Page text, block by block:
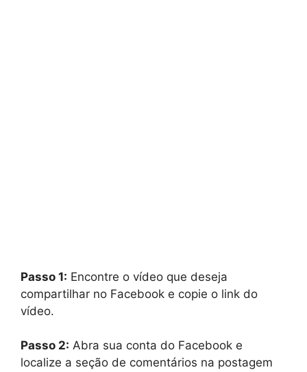
Passo 1: Encontre o vídeo que deseja
compartilhar no Facebook e copie o link do
vídeo.
Passo 2: Abra sua conta do Facebook e
localize a seção de comentários na postagem